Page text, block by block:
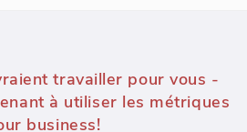
travailler pour vous -
à utiliser les métriques
business!